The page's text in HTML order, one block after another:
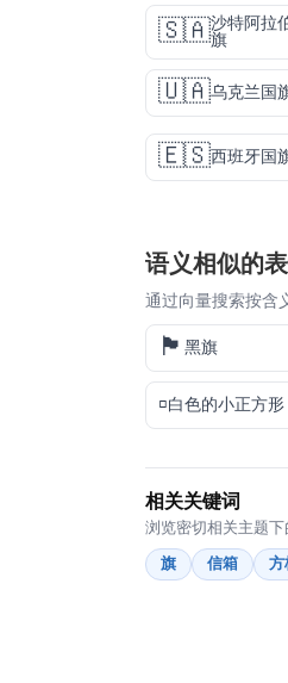
🇸🇦沙特阿拉
旗
🇺🇦乌克兰国
🇪🇸西班牙国
语义相似的
通过向量搜索按含
🏴 黑旗
▫️白色的小正方形
相关关键词
浏览密切相关主题下
旗
信箱 方